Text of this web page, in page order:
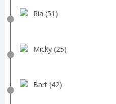
Ria (51)
Micky (25)
Bart (42)